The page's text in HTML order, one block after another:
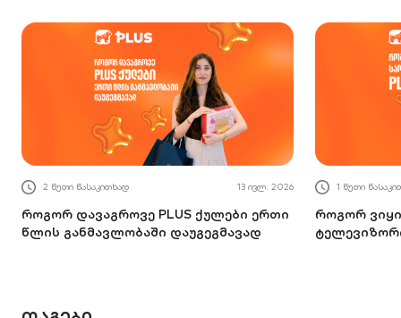
1 წუთი წასაკითხად 13 ივლ. 2026
როგორ ვიყიდე საოცნებო
ტელევიზორი PLUS ქულებით
2 წუთი
4 ნივთი